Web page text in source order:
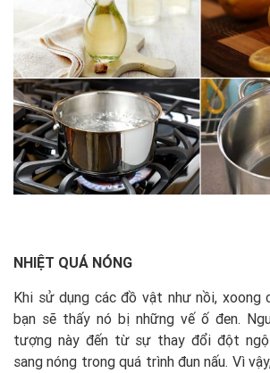
NHIỆT QUÁ NÓNG
Khi sử dụng các đồ vật như nồi, xoong
bạn sẽ thấy nó bị những vế ố đen.
tượng này đến từ sự thay đổi đột
sang nóng trong quá trình đun nấu. Vì